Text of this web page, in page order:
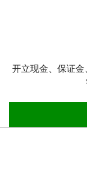
开立现金、保证金